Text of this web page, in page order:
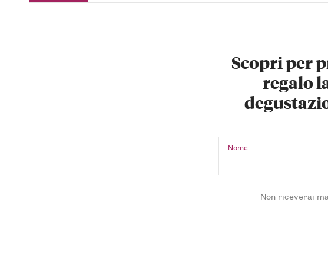
Scopri per
regalo
Nome
Non riceverai